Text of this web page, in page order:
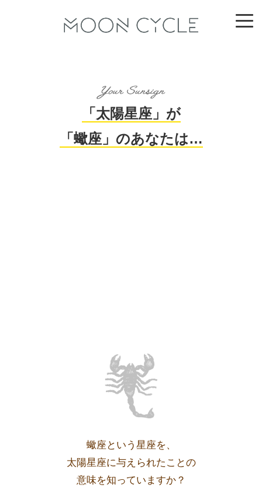
「太陽星座」が
「蠍座」のあなたは…
蠍座という星座を、
太陽星座に与えられたことの
意味を知っていますか？